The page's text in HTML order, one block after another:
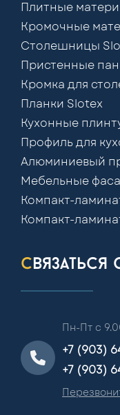
Плитные
Кромочные
Столешницы
Пристенные
Кромка для
Планки Slotex
Кухонные
Профиль для
Алюминиевый
Мебельные
Компакт-
Компакт-
Пн-Пт с
+7 (903)
+7 (903)